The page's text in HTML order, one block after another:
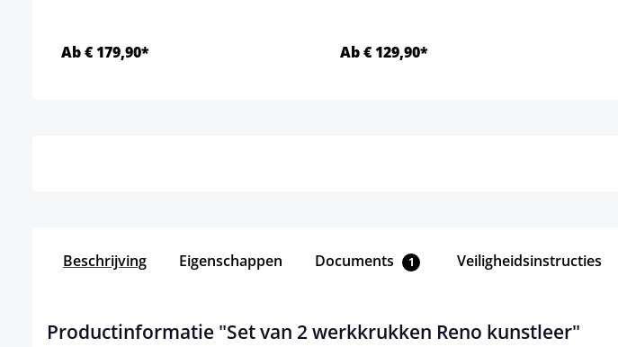
Ab € 179,90* Ab € 129,90*
Beschrijving Eigenschappen Documents 1 Veiligheidsinstructies
Productinformatie "Set van 2 werkkrukken Reno kunstleer"